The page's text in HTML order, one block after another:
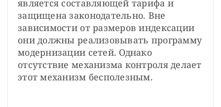
является составляющей тарифа и
защищена законодательно. Вне
зависимости от размеров индексации
они должны реализовывать программу
модернизации сетей. Однако
отсутствие механизма контроля делает
этот механизм бесполезным.